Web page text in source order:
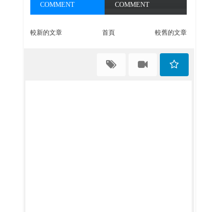
COMMENT
COMMENT
較新的文章 較舊的文章
首頁